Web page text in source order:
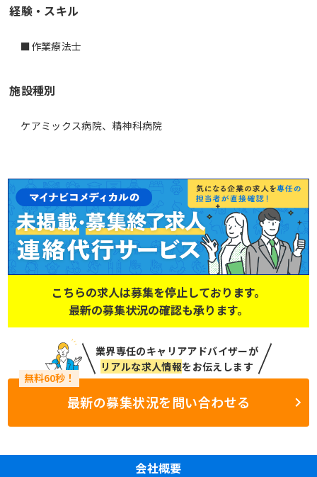
経験・スキル
■作業療法士
施設種別
ケアミックス病院、精神科病院
こちらの求人は募集を停止しております。
最新の募集状況の確認も承ります。
業界専任のキャリアアドバイザーが
リアルな求人情報をお伝えします
最新の募集状況を問い合わせる
会社概要